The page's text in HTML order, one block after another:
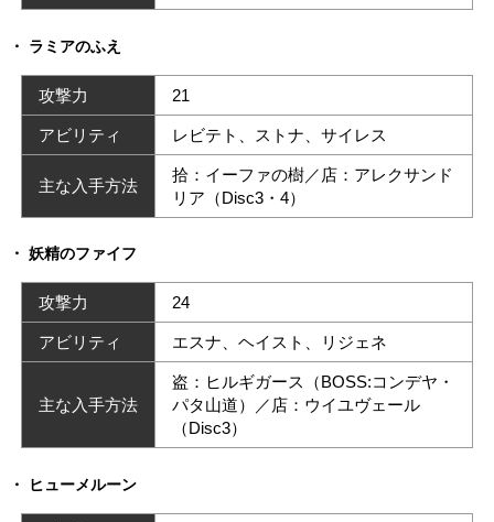
ラミアのふえ
攻撃力 21
アビリティ レビテト、ストナ、サイレス
主な入手方法
拾：イーファの樹／店：アレクサンド
リア（Disc3・4）
妖精のファイフ
攻撃力 24
アビリティ エスナ、ヘイスト、リジェネ
主な入手方法
盗：ヒルギガース（BOSS:コンデヤ・
パタ山道）／店：ウイユヴェール
（Disc3）
ヒューメルーン